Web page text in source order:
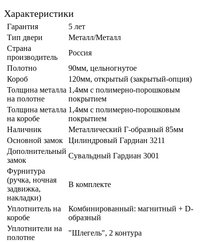
Характеристики
Гарантия
5 лет
Тип двери
Металл/Металл
Страна
производитель
Россия
Полотно
90мм, цельногнутое
Короб
120мм, открытый (закрытый-опция)
Толщина металла
на полотне
1,4мм с полимерно-порошковым
покрытием
Толщина металла
на коробе
1,4мм с полимерно-порошковым
покрытием
Наличник
Металлический Г-образный 85мм
Основной замок
Цилиндровый Гардиан 3211
Дополнительный
замок
Сувальдный Гардиан 3001
Фурнитура
(ручка, ночная
задвижка,
накладки)
В комплекте
Уплотнитель на
коробе
Комбинированный: магнитный + D-
образный
Уплотнители на
полотне
"Шлегель", 2 контура